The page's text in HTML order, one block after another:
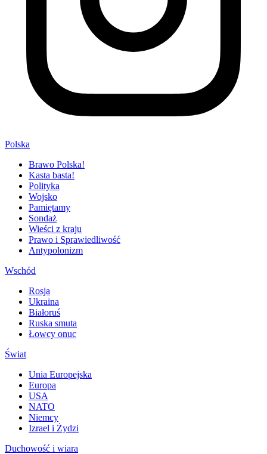
Polska
Brawo Polska!
Kasta basta!
Polityka
Wojsko
Pamiętamy
Sondaż
Wieści z kraju
Prawo i Sprawiedliwość
Antypolonizm
Wschód
Rosja
Ukraina
Białoruś
Ruska smuta
Łowcy onuc
Świat
Unia Europejska
Europa
USA
NATO
Niemcy
Izrael i Żydzi
Duchowość i wiara